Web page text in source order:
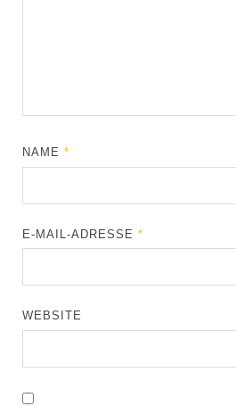
NAME*
E-MAIL-ADRESSE*
WEBSITE